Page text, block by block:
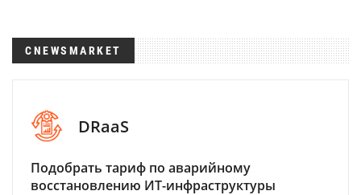
CNEWSMARKET
DRaaS
Подобрать тариф по аварийному
восстановлению ИТ-инфраструктуры